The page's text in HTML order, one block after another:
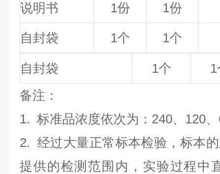
说明书 1份 1份
自封袋 1个 1个
自封袋 1个
备注 ：
1. 标准品浓度依次为：240、120
2. 经过大量正常标本检验，标本
提供的检测范围内，实验过程中